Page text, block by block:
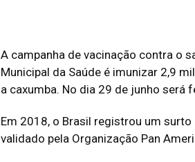
A campanha de vacinação contra o
Municipal da Saúde é imunizar 2,9
a caxumba. No dia 29 de junho será
Em 2018, o Brasil registrou um
validado pela Organização Pan